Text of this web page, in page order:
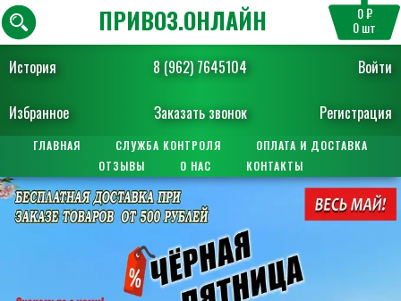
История 8 (962) 7645104 Войти
Избранное Заказать звонок Регистрация
ПРИВОЗ.ОНЛАЙН 0 ₽
0шт
ГЛАВНАЯ СЛУЖБА КОНТРОЛЯ
ОПЛАТА И ДОСТАВКА
ОТЗЫВЫ
О НАС КОНТАКТЫ